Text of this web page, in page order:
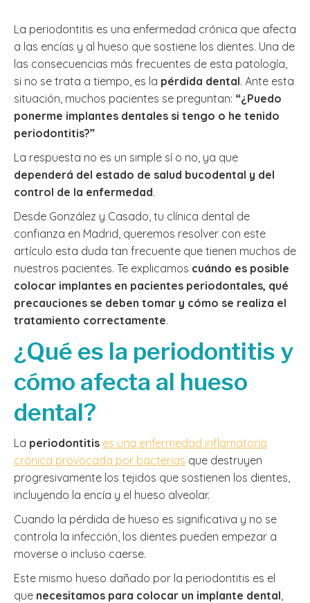
La periodontitis es una enfermedad crónica que afecta
a las encías y al hueso que sostiene los dientes. Una de
las consecuencias más frecuentes de esta patología,
si no se trata a tiempo, es la pérdida dental. Ante esta
situación, muchos pacientes se preguntan: “¿Puedo
ponerme implantes dentales si tengo o he tenido
periodontitis?”
La respuesta no es un simple sí o no, ya que
dependerá del estado de salud bucodental y del
control de la enfermedad.
Desde González y Casado, tu clínica dental de
confianza en Madrid, queremos resolver con este
artículo esta duda tan frecuente que tienen muchos de
nuestros pacientes. Te explicamos cuándo es posible
colocar implantes en pacientes periodontales, qué
precauciones se deben tomar y cómo se realiza el
tratamiento correctamente.
¿Qué es la periodontitis y
cómo afecta al hueso
dental?
La periodontitis es una enfermedad inflamatoria
crónica provocada por bacterias que destruyen
progresivamente los tejidos que sostienen los dientes,
incluyendo la encía y el hueso alveolar.
Cuando la pérdida de hueso es significativa y no se
controla la infección, los dientes pueden empezar a
moverse o incluso caerse.
Este mismo hueso dañado por la periodontitis es el
que necesitamos para colocar un implante dental,